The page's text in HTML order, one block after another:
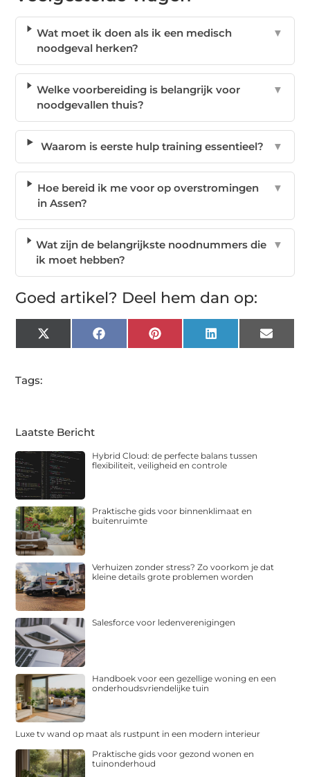
Wat moet ik doen als ik een medisch
noodgeval herken?
▼
Welke voorbereiding is belangrijk voor
noodgevallen thuis?
▼
Waarom is eerste hulp training essentieel? ▼
Hoe bereid ik me voor op overstromingen
in Assen?
▼
Wat zijn de belangrijkste noodnummers die
ik moet hebben?
▼
Goed artikel? Deel hem dan op:
X
(Twitter)
FacebookPinterest LinkedIn Email
Tags:
Laatste Bericht
Hybrid Cloud: de perfecte balans tussen
flexibiliteit, veiligheid en controle
Praktische gids voor binnenklimaat en
buitenruimte
Verhuizen zonder stress? Zo voorkom je dat
kleine details grote problemen worden
Salesforce voor ledenverenigingen
Handboek voor een gezellige woning en een
onderhoudsvriendelijke tuin
Luxe tv wand op maat als rustpunt in een modern interieur
Praktische gids voor gezond wonen en
tuinonderhoud